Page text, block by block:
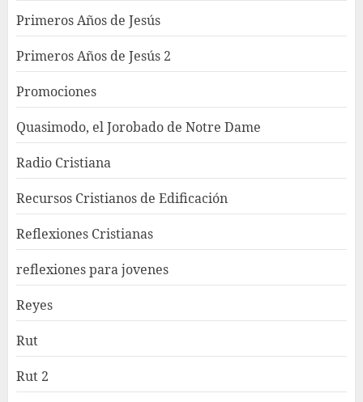
Primeros Años de Jesús
Primeros Años de Jesús 2
Promociones
Quasimodo, el Jorobado de Notre Dame
Radio Cristiana
Recursos Cristianos de Edificación
Reflexiones Cristianas
reflexiones para jovenes
Reyes
Rut
Rut 2